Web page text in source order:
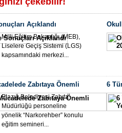
Açıklandı
Milli Eğitim Bakanlığı (MEB),
Liselere Geçiş Sistemi (LGS)
kapsamındaki merkezi...
Zabıtaya Önemli
Elazığ Belediyesi Zabıta
Müdürlüğü personeline
yönelik “Narkorehber” konulu
eğitim semineri...
6